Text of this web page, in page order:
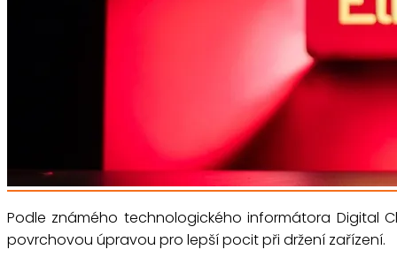
Podle známého technologického informátora Digital
povrchovou úpravou pro lepší pocit při držení zařízení.